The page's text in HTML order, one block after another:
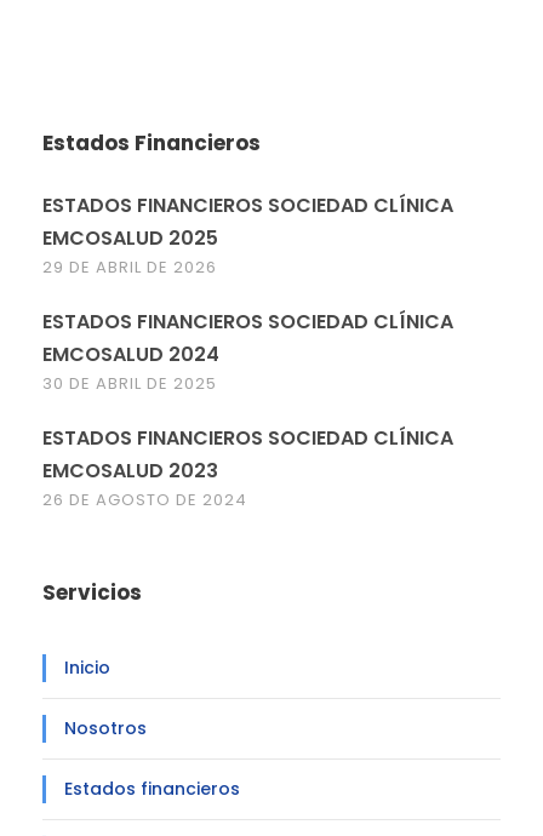
Estados Financieros
ESTADOS FINANCIEROS SOCIEDAD CLÍNICA
EMCOSALUD 2025
29 DE ABRIL DE 2026
ESTADOS FINANCIEROS SOCIEDAD CLÍNICA
EMCOSALUD 2024
30 DE ABRIL DE 2025
ESTADOS FINANCIEROS SOCIEDAD CLÍNICA
EMCOSALUD 2023
26 DE AGOSTO DE 2024
Servicios
Inicio
Nosotros
Estados financieros